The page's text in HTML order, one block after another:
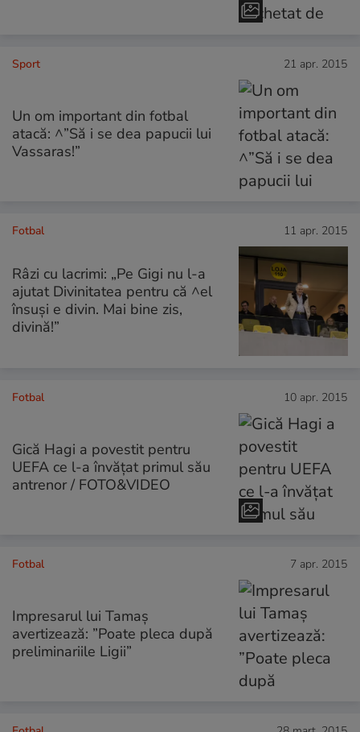
Sport 21 apr. 2015
Un om important din fotbal
atacă: ^”Să i se dea papucii lui
Vassaras!”
Fotbal 11 apr. 2015
Râzi cu lacrimi: „Pe Gigi nu l-a
ajutat Divinitatea pentru că ^el
însuşi e divin. Mai bine zis,
divină!”
Fotbal 10 apr. 2015
Gică Hagi a povestit pentru
UEFA ce l-a învățat primul său
antrenor / FOTO&VIDEO
Fotbal 7 apr. 2015
Impresarul lui Tamaș
avertizează: ”Poate pleca după
preliminariile Ligii”